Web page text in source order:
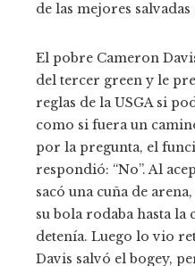
de las mejores salvadas
El pobre Cameron
del tercer green y le
reglas de la USGA si
como si fuera un
por la pregunta, el
respondió: “No”. Al
sacó una cuña de
su bola rodaba hasta la
detenía. Luego lo vio
Davis salvó el bogey,